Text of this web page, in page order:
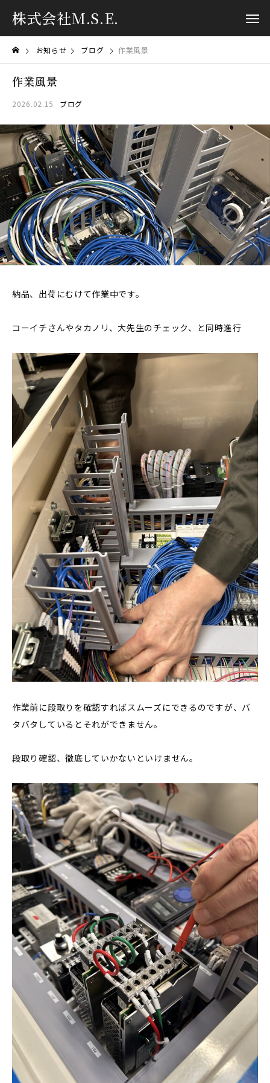
株式会社M.S.E.
お知らせ ブログ 作業風景
作業風景
2026.02.15 ブログ
納品、出荷にむけて作業中です。
コーイチさんやタカノリ、大先生のチェック、と同時進行
作業前に段取りを確認すればスムーズにできるのですが、バ
タバタしているとそれができません。
段取り確認、徹底していかないといけません。